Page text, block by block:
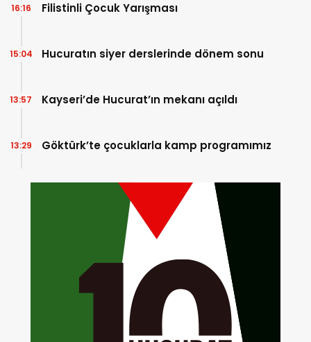
Filistinli Çocuk Yarışması
16:16
Hucuratın siyer derslerinde dönem sonu
15:04
Kayseri’de Hucurat’ın mekanı açıldı
13:57
Göktürk’te çocuklarla kamp programımız
13:29